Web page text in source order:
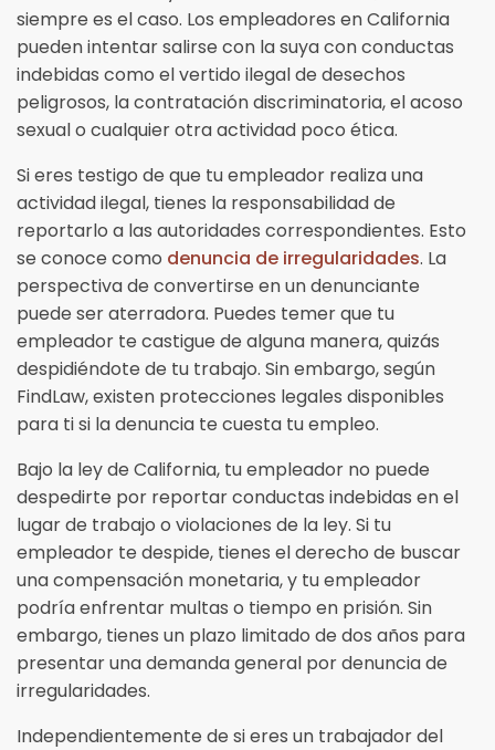
siempre es el caso. Los empleadores en California
pueden intentar salirse con la suya con conductas
indebidas como el vertido ilegal de desechos
peligrosos, la contratación discriminatoria, el acoso
sexual o cualquier otra actividad poco ética.
Si eres testigo de que tu empleador realiza una
actividad ilegal, tienes la responsabilidad de
reportarlo a las autoridades correspondientes. Esto
se conoce como denuncia de irregularidades. La
perspectiva de convertirse en un denunciante
puede ser aterradora. Puedes temer que tu
empleador te castigue de alguna manera, quizás
despidiéndote de tu trabajo. Sin embargo, según
FindLaw, existen protecciones legales disponibles
para ti si la denuncia te cuesta tu empleo.
Bajo la ley de California, tu empleador no puede
despedirte por reportar conductas indebidas en el
lugar de trabajo o violaciones de la ley. Si tu
empleador te despide, tienes el derecho de buscar
una compensación monetaria, y tu empleador
podría enfrentar multas o tiempo en prisión. Sin
embargo, tienes un plazo limitado de dos años para
presentar una demanda general por denuncia de
irregularidades.
Independientemente de si eres un trabajador del